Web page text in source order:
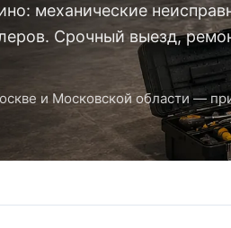
механические
Срочный выезд,
и Московской области —